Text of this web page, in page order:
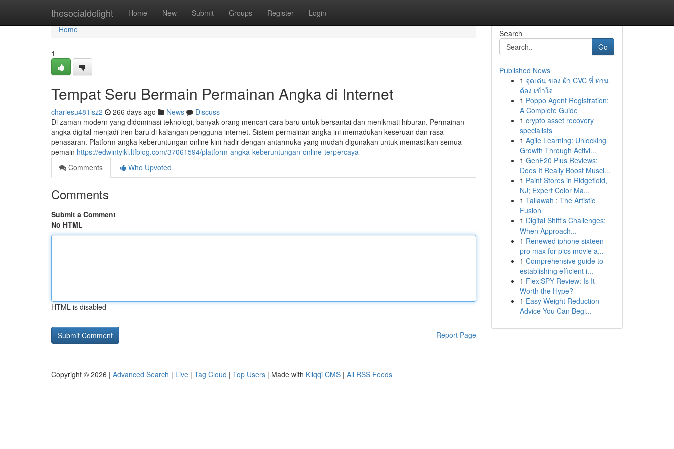
thesocialdelight Home New Submit Groups Register Login
Home
Home
1
Tempat Seru Bermain Permainan Angka di Internet
charlesu481lsz2 266 days ago News
Discuss
Di zaman modern yang didominasi teknologi, banyak orang mencari cara baru untuk bersantai dan menikmati hiburan. Permainan
angka digital menjadi tren baru di kalangan pengguna internet. Sistem permainan angka ini memadukan keseruan dan rasa
penasaran. Platform angka keberuntungan online kini hadir dengan antarmuka yang mudah digunakan untuk memastikan semua
pemain https://edwintyikl.ltfblog.com/37061594/platform-angka-keberuntungan-online-terpercaya
Comments
Who Upvoted
Comments
Submit a Comment
No HTML
HTML is disabled
Report Page
Search
Go
Published News
1 จุดเด่น ของ ผ้า CVC ที่ ท่าน
ต้อง เข้าใจ
1 Poppo Agent Registration:
A Complete Guide
1 crypto asset recovery
specialists
1 Agile Learning: Unlocking
Growth Through Activi...
1 GenF20 Plus Reviews:
Does It Really Boost Muscl...
1 Paint Stores in Ridgefield,
NJ; Expert Color Ma...
1 Tallawah : The Artistic
Fusion
1 Digital Shift's Challenges:
When Approach...
1 Renewed iphone sixteen
pro max for pics movie a...
1 Comprehensive guide to
establishing efficient i...
1 FlexiSPY Review: Is It
Worth the Hype?
1 Easy Weight Reduction
Advice You Can Begi...
Copyright © 2026 | Advanced Search | Live | Tag Cloud | Top Users | Made with Kliqqi CMS | All RSS Feeds